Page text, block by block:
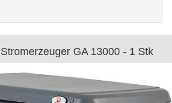
GA 13000 - 1 Stk